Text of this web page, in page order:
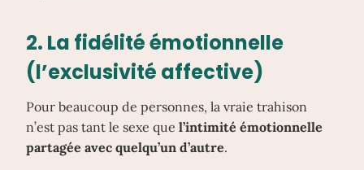
2. La fidélité émotionnelle
(l’exclusivité affective)
Pour beaucoup de personnes, la vraie trahison
n’est pas tant le sexe que l’intimité émotionnelle
partagée avec quelqu’un d’autre.